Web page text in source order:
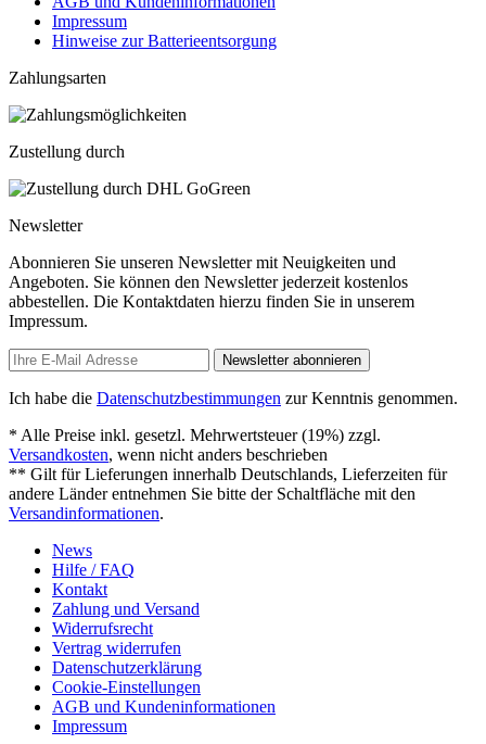
Impressum
Hinweise zur Batterieentsorgung
Zahlungsarten
Zustellung durch
Newsletter
Abonnieren Sie unseren Newsletter mit Neuigkeiten und
Angeboten. Sie können den Newsletter jederzeit kostenlos
abbestellen. Die Kontaktdaten hierzu finden Sie in unserem
Impressum.
Newsletter abonnieren
Ich habe die Datenschutzbestimmungen zur Kenntnis genommen.
* Alle Preise inkl. gesetzl. Mehrwertsteuer (19%) zzgl.
Versandkosten, wenn nicht anders beschrieben
** Gilt für Lieferungen innerhalb Deutschlands, Lieferzeiten für
andere Länder entnehmen Sie bitte der Schaltfläche mit den
Versandinformationen.
News
Hilfe / FAQ
Kontakt
Zahlung und Versand
Widerrufsrecht
Vertrag widerrufen
Datenschutzerklärung
Cookie-Einstellungen
AGB und Kundeninformationen
Impressum